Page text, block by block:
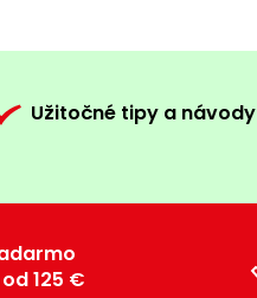
Užitočné tipy a návody
125 €